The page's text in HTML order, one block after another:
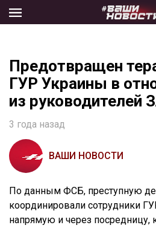
the
Предотвращен
ГУР Украины в
из руководителей
3 года назад
ВАШИ НОВОСТИ
По данным ФСБ, преступную
координировали сотрудники
напрямую и через посредницу,